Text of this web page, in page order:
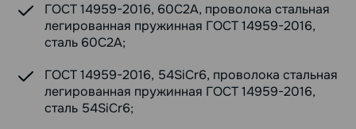
ГОСТ 14959-2016, 60С2А, проволока стальная
легированная пружинная ГОСТ 14959-2016,
сталь 60С2А;
ГОСТ 14959-2016, 54SiCr6, проволока стальная
легированная пружинная ГОСТ 14959-2016,
сталь 54SiCr6;